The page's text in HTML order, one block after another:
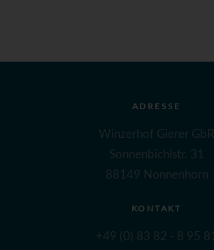
ADRESSE
Winzerhof Gierer GbR
Sonnenbichlstr. 31
88149 Nonnenhorn
KONTAKT
+49 (0) 83 82 - 8 95 81